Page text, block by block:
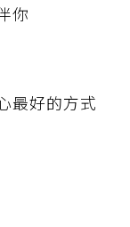
你
最好的方式